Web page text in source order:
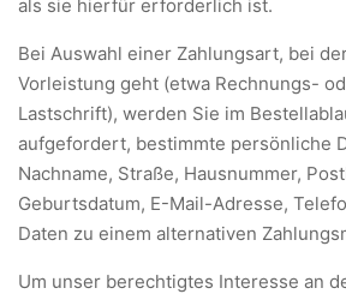
als sie hierfür erforderlich ist.
Bei Auswahl einer Zahlungsart, bei
Vorleistung geht (etwa Rechnungs-
Lastschrift), werden Sie im
aufgefordert, bestimmte persönliche
Nachname, Straße, Hausnummer,
Geburtsdatum, E-Mail-Adresse,
Daten zu einem alternativen
Um unser berechtigtes Interesse an